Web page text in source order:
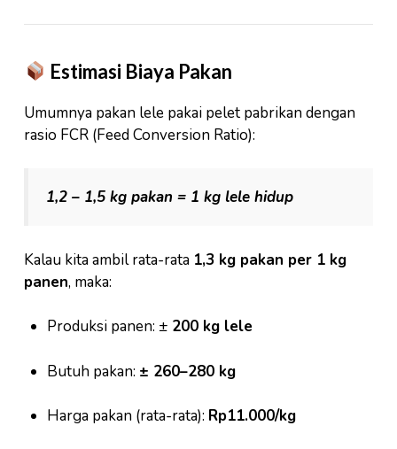
Estimasi Biaya Pakan
Umumnya pakan lele pakai pelet pabrikan dengan
rasio FCR (Feed Conversion Ratio):
1,2 – 1,5 kg pakan = 1 kg lele hidup
Kalau kita ambil rata-rata 1,3 kg pakan per 1 kg
panen, maka:
Produksi panen: ± 200 kg lele
Butuh pakan: ± 260–280 kg
Harga pakan (rata-rata): Rp11.000/kg